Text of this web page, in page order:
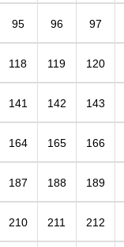
95 96 97
118 119 120
141 142 143
164 165 166
187 188 189
210 211 212